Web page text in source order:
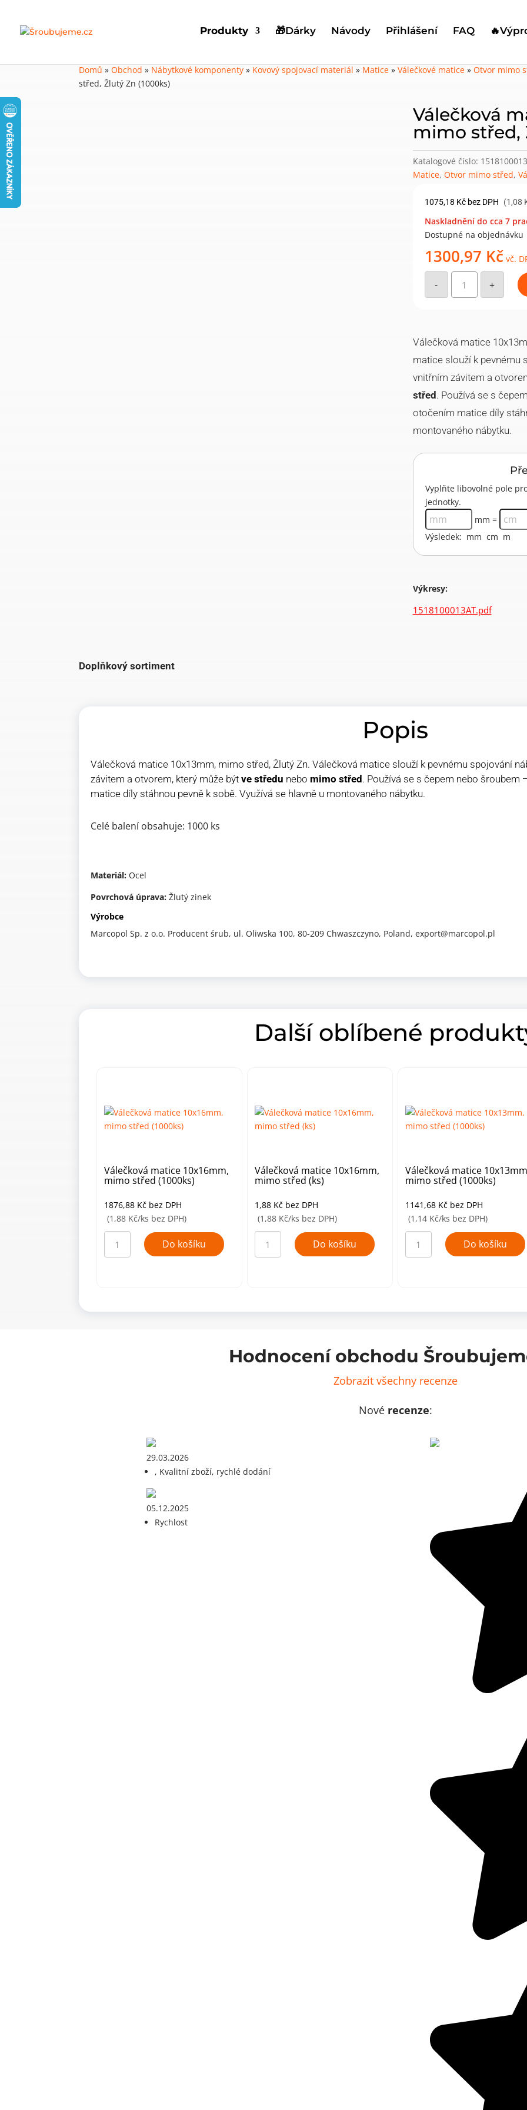
Produkty 🎁Dárky Návody Přihlášení FAQ
Domů »Obchod » Nábytkové komponenty » Kovový spojovací materiál » Matice »Válečkové matice »Otvor mimo
střed, Žlutý Zn (1000ks)
Válečková
mimo střed,
Katalogové číslo:
Matice, Otvor mimo střed,
1075,18 Kč bez DPH (1,08
Naskladnění do cca 7
Dostupné na objednávku
1300,97 Kč vč.
-
Válečková
matice
10x13mm,
mimo
množství
+
Válečková matice
matice slouží k pevnému
vnitřním závitem a
střed . Používá se s
otočením matice díly
montovaného nábytku.
Vyplňte libovolné pole
jednotky.
mm =
Výsledek: mm cm m
Výkresy:
1518100013AT.pdf
Doplňkový sortiment
Popis
Válečková matice 10x13mm, mimo střed, Žlutý Zn. Válečková matice slouží k pevnému spojování
závitem a otvorem, který může býtve středu nebo mimo střed. Používá se s čepem nebo
matice díly stáhnou pevně k sobě. Využívá se hlavně u montovaného nábytku.
Celé balení obsahuje: 1000 ks
Materiál: Ocel
Povrchová úprava: Žlutý zinek
Výrobce
Marcopol Sp. z o.o. Producent śrub, ul. Oliwska 100, 80-209 Chwaszczyno, Poland, export@marcopol.pl
Další oblíbené
Válečková matice 10x16mm,
mimo střed (1000ks)
1876,88 Kč bez DPH
(1,88 Kč/ks bez DPH)
Válečková
matice
10x16mm,
mimo
Do košíku
Válečková matice 10x16mm,
mimo střed (ks)
1,88 Kč bez DPH
(1,88 Kč/ks bez DPH)
Válečková
matice
10x16mm,
mimo
Do košíku
Válečková matice
mimo střed (1000ks)
1141,68 Kč bez DPH
(1,14 Kč/ks bez DPH)
Válečková
matice
10x13mm,
mimo
Do košíku
Hodnocení obchodu
Zobrazit všechny recenze
Nové recenze:
29.03.2026
, Kvalitní zboží, rychlé dodání
05.12.2025
Rychlost